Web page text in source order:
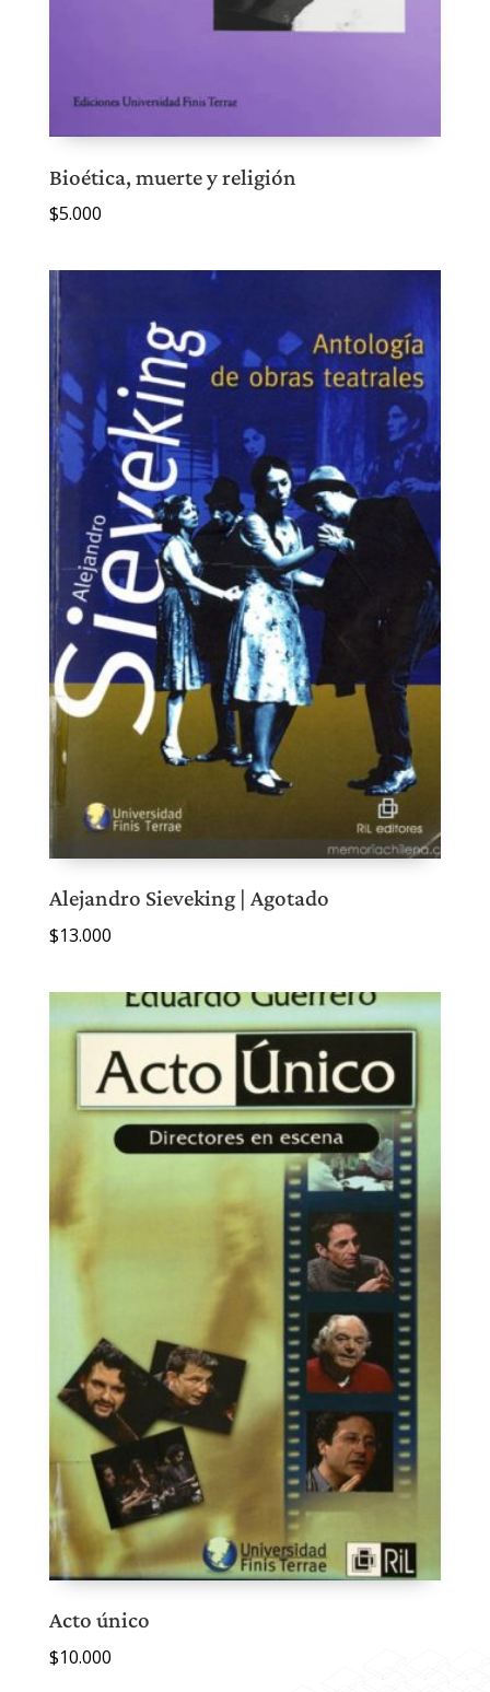
Bioética, muerte y religión
$5.000
Alejandro Sieveking | Agotado
$13.000
Acto único
$10.000